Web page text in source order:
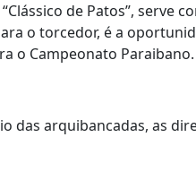
de Patos”, serve
o torcedor, é a
o Campeonato Paraibano.
das arquibancadas, as